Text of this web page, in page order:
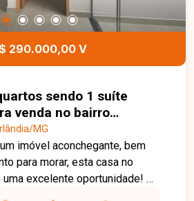
290.000,00 V
sendo 1 suíte
venda no bairro
MG
MG
imóvel aconchegante, bem
para morar, esta casa no
excelente oportunidade! O